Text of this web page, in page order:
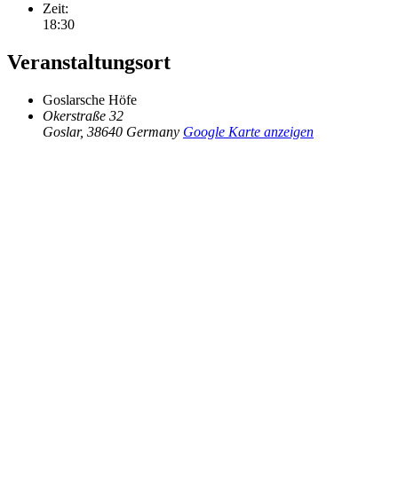
Zeit:
18:30
Veranstaltungsort
Goslarsche Höfe
Okerstraße 32
Goslar, 38640 Germany Google Karte anzeigen